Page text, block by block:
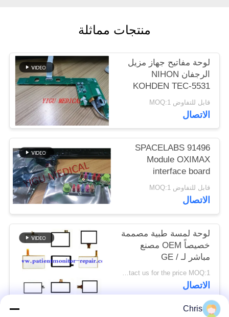
خريطة
الموقع
PRIVACY
POLICY
منتجات مماثلة
لوحة مفاتيح جهاز مزيل
الرجفان NIHON
KOHDEN TEC-5531
UR-0316 لوحة مفاتيح
جهاز مزيل الرجفان مع
ضمان 3 أشهر
قابل للتفاوض MOQ:1
الاتصال
SPACELABS 91496
Module OXIMAX
interface board
PN:670-1345-00 MMS
Module keyboard
قابل للتفاوض MOQ:1
الاتصال
لوحة لمسة طبية مصممة
خصيصاً OEM مصنع
مباشر لـ GE /
Spacelabs / Nihon
Kohden
Contact us for the price MOQ:1
الاتصال
Chris